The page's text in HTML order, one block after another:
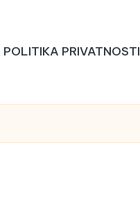
POLITIKA PRIVATNOSTI